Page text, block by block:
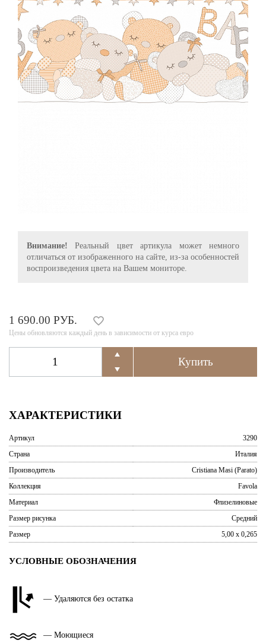
Внимание! Реальный цвет артикула может немного
отличаться от изображенного на сайте, из-за особенностей
воспроизведения цвета на Вашем мониторе.
1 690.00 РУБ.
Цены обновляются каждый день в зависимости от курса евро
ХАРАКТЕРИСТИКИ
Артикул
3290
Страна
Италия
Производитель
Cristiana Masi (Parato)
Коллекция
Favola
Материал
Флизелиновые
Размер рисунка
Средний
Размер
5,00 x 0,265
УСЛОВНЫЕ ОБОЗНАЧЕНИЯ
— Удаляются без остатка
— Моющиеся